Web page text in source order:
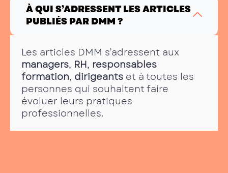
À QUI S’ADRESSENT LES ARTICLES
PUBLIÉS PAR DMM ?
Les articles DMM s’adressent aux
managers, RH, responsables
formation, dirigeants et à toutes les
personnes qui souhaitent faire
évoluer leurs pratiques
professionnelles.